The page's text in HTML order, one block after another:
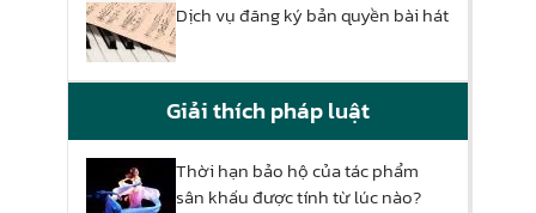
Dịch vụ đăng ký bản quyền bài hát
Giải thích pháp luật
Thời hạn bảo hộ của tác phẩm
sân khấu được tính từ lúc nào?